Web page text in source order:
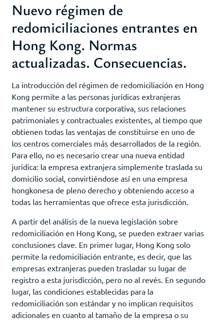
Nuevo régimen de
redomiciliaciones entrantes en
Hong Kong. Normas
actualizadas. Consecuencias.
La introducción del régimen de redomiciliación en Hong
Kong permite a las personas jurídicas extranjeras
mantener su estructura corporativa, sus relaciones
patrimoniales y contractuales existentes, al tiempo que
obtienen todas las ventajas de constituirse en uno de
los centros comerciales más desarrollados de la región.
Para ello, no es necesario crear una nueva entidad
jurídica: la empresa extranjera simplemente traslada su
domicilio social, convirtiéndose así en una empresa
hongkonesa de pleno derecho y obteniendo acceso a
todas las herramientas que ofrece esta jurisdicción.
A partir del análisis de la nueva legislación sobre
redomiciliación en Hong Kong, se pueden extraer varias
conclusiones clave. En primer lugar, Hong Kong solo
permite la redomiciliación entrante, es decir, que las
empresas extranjeras pueden trasladar su lugar de
registro a esta jurisdicción, pero no al revés. En segundo
lugar, las condiciones establecidas para la
redomiciliación son estándar y no implican requisitos
adicionales en cuanto al tamaño de la empresa o su